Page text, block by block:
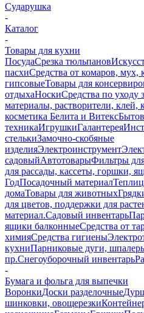
Сударушка
-
Каталог
-
Товары для кухни
ПосудаСрезка тюльпанов
пасхиСредства от комаров, мух,
гипсовыеТовары для
отдыхаНоскиСредства по уходу
материалы, растворители, клей,
косметика Белита и Витекс
техникаИгрушкиГалантерея
стелькиЗамочно-скобяные
изделияЭлектроинструмент
садовыйАвтотоварыФильтры
для рассады, кассеты, горшки,
ГодПосадочный материал
домаТовары для животных
для цветов, поддержки для
материал.Садовый инвентарь
ящики балконныеСредства от
химияСредства гигиены
кухниПарниковые дуги,
пр.Снегоуборочный инвентарь
-
Бумага и фольга для выпечки
ВоронкиДоски разделочные
шинковки, овощерезки